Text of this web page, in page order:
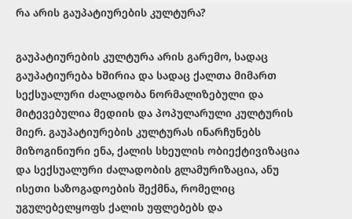
რა არის გაუპატიურების კულტურა?
გაუპატიურების კულტურა არის გარემო, სადაც
გაუპატიურება ხშირია და სადაც ქალთა მიმართ
სექსუალური ძალადობა ნორმალიზებული და
მიტევებულია მედიის და პოპულარული კულტურის
მიერ. გაუპატიურების კულტურას ინარჩუნებს
მიზოგინიური ენა, ქალის სხეულის ობიექტივიზაცია
და სექსუალური ძალადობის გლამურიზაცია, ანუ
ისეთი საზოგადოების შექმნა, რომელიც
უგულებელყოფს ქალის უფლებებს და